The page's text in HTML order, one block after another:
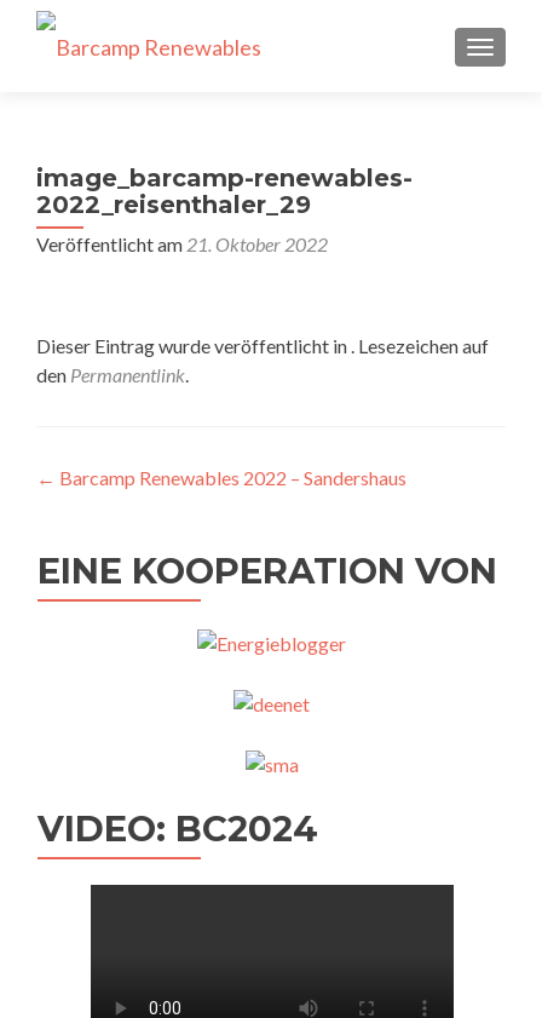
image_barcamp-renewables-
2022_reisenthaler_29
Veröffentlicht am 21. Oktober 2022
Dieser Eintrag wurde veröffentlicht in . Lesezeichen auf
den Permanentlink.
Beitragsnavigation
← Barcamp Renewables 2022 – Sandershaus
EINE KOOPERATION VON
VIDEO: BC2024